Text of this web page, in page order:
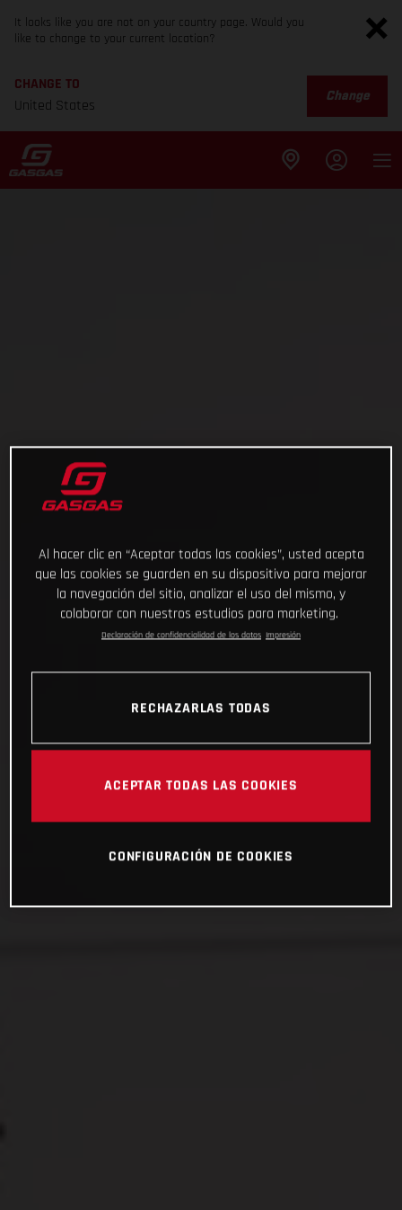
It looks like you are not on your country page. Would you
like to change to your current location?
CHANGE TO
United States
Change
Al hacer clic en “Aceptar todas las cookies”, usted acepta
que las cookies se guarden en su dispositivo para mejorar
la navegación del sitio, analizar el uso del mismo, y
colaborar con nuestros estudios para marketing.
Declaración de confidencialidad de los datos Impresión
RECHAZARLAS TODAS
ACEPTAR TODAS LAS COOKIES
CONFIGURACIÓN DE COOKIES